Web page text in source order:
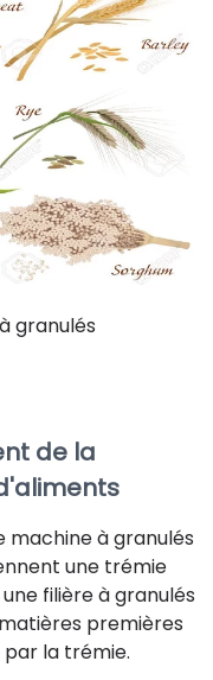
granulés
de la
machine à granulés
une trémie
filière à granulés
premières
la trémie.